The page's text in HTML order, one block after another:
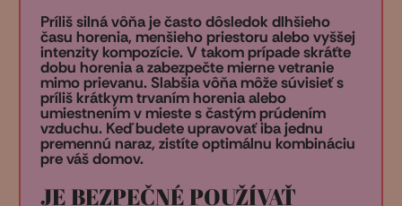
Príliš silná vôňa je často dôsledok dlhšieho
času horenia, menšieho priestoru alebo vyššej
intenzity kompozície. V takom prípade skráťte
dobu horenia a zabezpečte mierne vetranie
mimo prievanu. Slabšia vôňa môže súvisieť s
príliš krátkym trvaním horenia alebo
umiestnením v mieste s častým prúdením
vzduchu. Keď budete upravovať iba jednu
premennú naraz, zistíte optimálnu kombináciu
pre váš domov.
JE BEZPEČNÉ POUŽÍVAŤ